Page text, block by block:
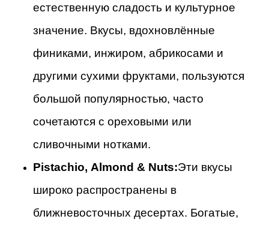
естественную сладость и культурное
значение. Вкусы, вдохновлённые
финиками, инжиром, абрикосами и
другими сухими фруктами, пользуются
большой популярностью, часто
сочетаются с ореховыми или
сливочными нотками.
Pistachio, Almond & Nuts:Эти вкусы
широко распространены в
ближневосточных десертах. Богатые,